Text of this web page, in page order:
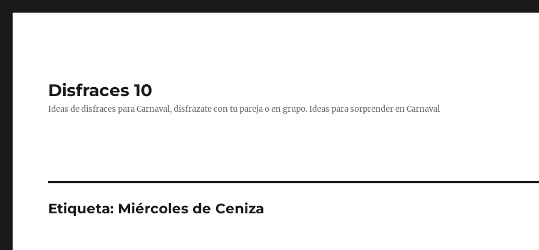
Disfraces 10
Ideas de disfraces para Carnaval, disfrazate con tu pareja o en grupo. Ideas para sorprender en Carnaval
Etiqueta: Miércoles de Ceniza